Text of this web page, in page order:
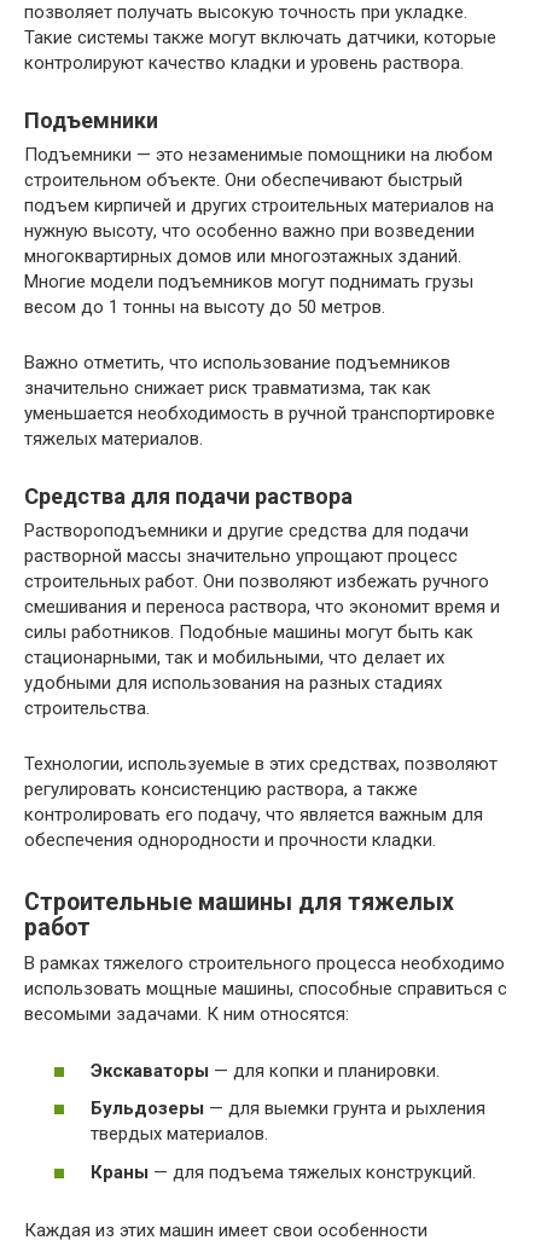
позволяет получать высокую точность при укладке.
Такие системы также могут включать датчики, которые
контролируют качество кладки и уровень раствора.
Подъемники
Подъемники — это незаменимые помощники на любом
строительном объекте. Они обеспечивают быстрый
подъем кирпичей и других строительных материалов на
нужную высоту, что особенно важно при возведении
многоквартирных домов или многоэтажных зданий.
Многие модели подъемников могут поднимать грузы
весом до 1 тонны на высоту до 50 метров.
Важно отметить, что использование подъемников
значительно снижает риск травматизма, так как
уменьшается необходимость в ручной транспортировке
тяжелых материалов.
Средства для подачи раствора
Раствороподъемники и другие средства для подачи
растворной массы значительно упрощают процесс
строительных работ. Они позволяют избежать ручного
смешивания и переноса раствора, что экономит время и
силы работников. Подобные машины могут быть как
стационарными, так и мобильными, что делает их
удобными для использования на разных стадиях
строительства.
Технологии, используемые в этих средствах, позволяют
регулировать консистенцию раствора, а также
контролировать его подачу, что является важным для
обеспечения однородности и прочности кладки.
Строительные машины для тяжелых
работ
В рамках тяжелого строительного процесса необходимо
использовать мощные машины, способные справиться с
весомыми задачами. К ним относятся:
Экскаваторы — для копки и планировки.
Бульдозеры — для выемки грунта и рыхления
твердых материалов.
Краны — для подъема тяжелых конструкций.
Каждая из этих машин имеет свои особенности